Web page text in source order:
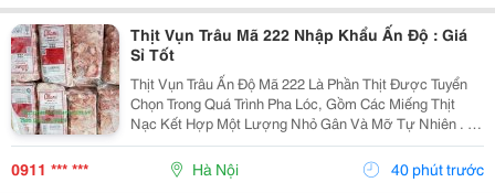
Thịt Vụn Trâu Mã 222 Nhập Khẩu Ấn Độ : Giá
Sỉ Tốt
Thịt Vụn Trâu Ấn Độ Mã 222 Là Phần Thịt Được Tuyển
Chọn Trong Quá Trình Pha Lóc, Gồm Các Miếng Thịt
Nạc Kết Hợp Một Lượng Nhỏ Gân Và Mỡ Tự Nhiên . Tỷ
Lệ Này Giúp Thịt Giữ Được Độ Mềm, Vị Ngọt Và
Hương Thơm Đặc Trưng Sau Khi Chế Biến. Sản
Phẩm...
0911 *** *** Hà Nội 40 phút trước